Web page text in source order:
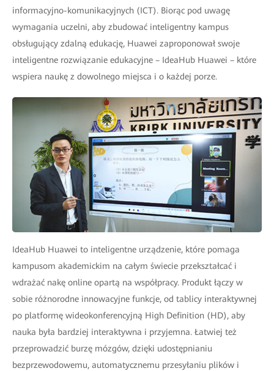
informacyjno-komunikacyjnych (ICT). Biorąc pod uwagę
wymagania uczelni, aby zbudować inteligentny kampus
obsługujący zdalną edukację, Huawei zaproponował swoje
inteligentne rozwiązanie edukacyjne – IdeaHub Huawei – które
wspiera naukę z dowolnego miejsca i o każdej porze.
IdeaHub Huawei to inteligentne urządzenie, które pomaga
kampusom akademickim na całym świecie przekształcać i
wdrażać nakę online opartą na współpracy. Produkt łączy w
sobie różnorodne innowacyjne funkcje, od tablicy interaktywnej
po platformę wideokonferencyjną High Definition (HD), aby
nauka była bardziej interaktywna i przyjemna. Łatwiej też
przeprowadzić burzę mózgów, dzięki udostępnianiu
bezprzewodowemu, automatycznemu przesyłaniu plików i